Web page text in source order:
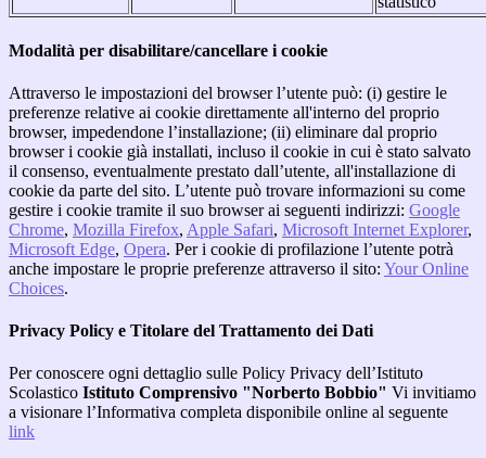
Modalità per disabilitare/cancellare i cookie
Attraverso le impostazioni del browser l’utente può: (i) gestire le
preferenze relative ai cookie direttamente all'interno del proprio
browser, impedendone l’installazione; (ii) eliminare dal proprio
browser i cookie già installati, incluso il cookie in cui è stato salvato
il consenso, eventualmente prestato dall’utente, all'installazione di
cookie da parte del sito. L’utente può trovare informazioni su come
gestire i cookie tramite il suo browser ai seguenti indirizzi: Google
Chrome, Mozilla Firefox, Apple Safari, Microsoft Internet Explorer,
Microsoft Edge, Opera. Per i cookie di profilazione l’utente potrà
anche impostare le proprie preferenze attraverso il sito: Your Online
Choices.
Privacy Policy e Titolare del Trattamento dei Dati
Per conoscere ogni dettaglio sulle Policy Privacy dell’Istituto
Scolastico Istituto Comprensivo "Norberto Bobbio" Vi invitiamo
a visionare l’Informativa completa disponibile online al seguente
link